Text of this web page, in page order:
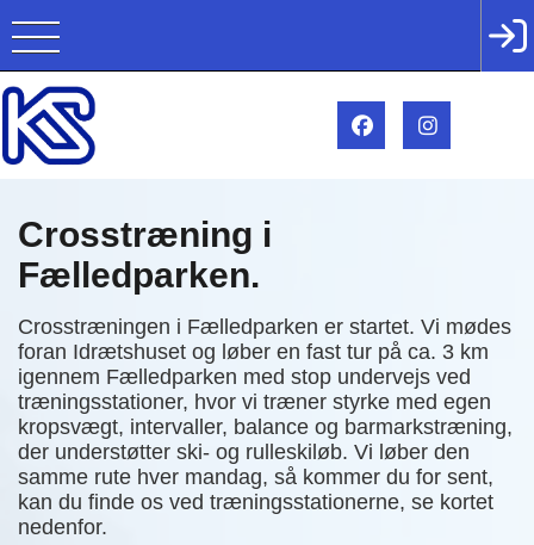
Crosstræning i
Fælledparken.
Crosstræningen i Fælledparken er startet. Vi mødes
foran Idrætshuset og løber en fast tur på ca. 3 km
igennem Fælledparken med stop undervejs ved
træningsstationer, hvor vi træner styrke med egen
kropsvægt, intervaller, balance og barmarkstræning,
der understøtter ski- og rulleskiløb. Vi løber den
samme rute hver mandag, så kommer du for sent,
kan du finde os ved træningsstationerne, se kortet
nedenfor.